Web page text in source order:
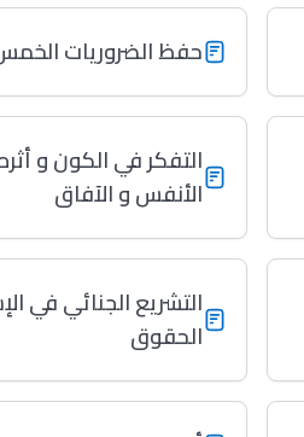
حفظ الضروريات
التفكر في الكون و
الأنفس و الآفاق
التشريع الجنائي في
الحقوق